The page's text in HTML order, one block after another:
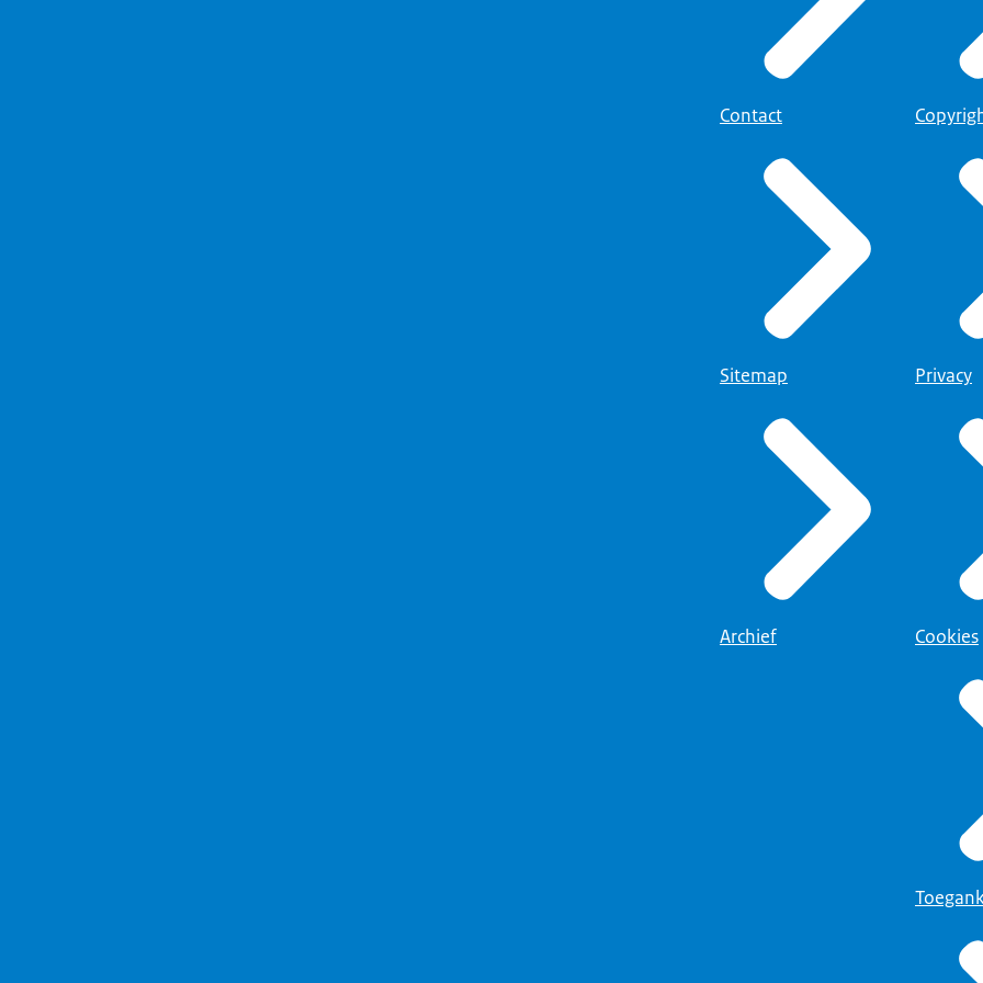
Contact
Sitemap
Archief
Privacy
Cookies